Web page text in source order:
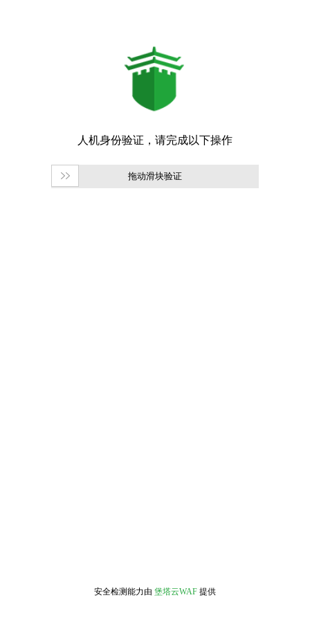
拖动滑块验证
安全检测能力由 堡塔云WAF 提供